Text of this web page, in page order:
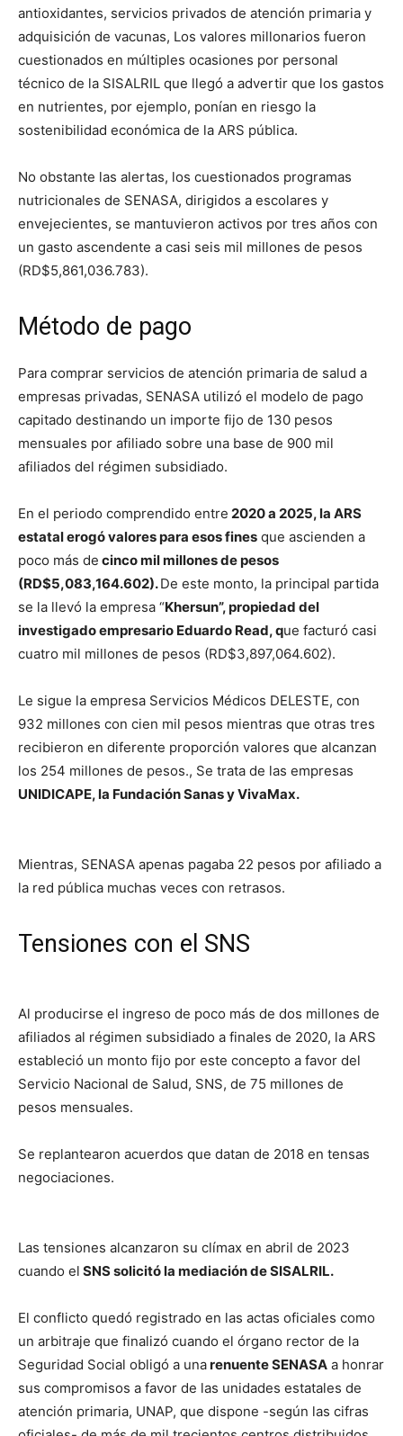
antioxidantes, servicios privados de atención primaria y
adquisición de vacunas, Los valores millonarios fueron
cuestionados en múltiples ocasiones por personal
técnico de la SISALRIL que llegó a advertir que los gastos
en nutrientes, por ejemplo, ponían en riesgo la
sostenibilidad económica de la ARS pública.
No obstante las alertas, los cuestionados programas
nutricionales de SENASA, dirigidos a escolares y
envejecientes, se mantuvieron activos por tres años con
un gasto ascendente a casi seis mil millones de pesos
(RD$5,861,036.783).
Método de pago
Para comprar servicios de atención primaria de salud a
empresas privadas, SENASA utilizó el modelo de pago
capitado destinando un importe fijo de 130 pesos
mensuales por afiliado sobre una base de 900 mil
afiliados del régimen subsidiado.
En el periodo comprendido entre 2020 a 2025, la ARS
estatal erogó valores para esos fines que ascienden a
poco más de cinco mil millones de pesos
(RD$5,083,164.602).De este monto, la principal partida
se la llevó la empresa “Khersun”, propiedad del
investigado empresario Eduardo Read, que facturó casi
cuatro mil millones de pesos (RD$3,897,064.602).
Le sigue la empresa Servicios Médicos DELESTE, con
932 millones con cien mil pesos mientras que otras tres
recibieron en diferente proporción valores que alcanzan
los 254 millones de pesos., Se trata de las empresas
UNIDICAPE, la Fundación Sanas y VivaMax.
Mientras, SENASA apenas pagaba 22 pesos por afiliado a
la red pública muchas veces con retrasos.
Tensiones con el SNS
Al producirse el ingreso de poco más de dos millones de
afiliados al régimen subsidiado a finales de 2020, la ARS
estableció un monto fijo por este concepto a favor del
Servicio Nacional de Salud, SNS, de 75 millones de
pesos mensuales.
Se replantearon acuerdos que datan de 2018 en tensas
negociaciones.
Las tensiones alcanzaron su clímax en abril de 2023
cuando el SNS solicitó la mediación de SISALRIL.
El conflicto quedó registrado en las actas oficiales como
un arbitraje que finalizó cuando el órgano rector de la
Seguridad Social obligó a unarenuente SENASA a honrar
sus compromisos a favor de las unidades estatales de
atención primaria, UNAP, que dispone -según las cifras